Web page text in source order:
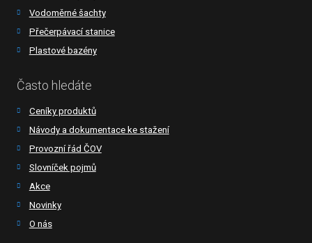
Vodoměrné šachty
Přečerpávací stanice
Plastové bazény
Často hledáte
Ceníky produktů
Návody a dokumentace ke stažení
Provozní řád ČOV
Slovníček pojmů
Akce
Novinky
O nás